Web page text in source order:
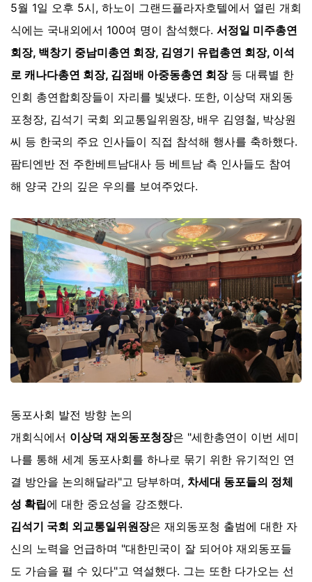
5월 1일 오후 5시, 하노이 그랜드플라자호텔에서 열린 개회
식에는 국내외에서 100여 명이 참석했다. 서정일 미주총연
회장, 백창기 중남미총연 회장, 김영기 유럽총연 회장, 이석
로 캐나다총연 회장, 김점배 아중동총연 회장등 대륙별 한
인회 총연합회장들이 자리를 빛냈다. 또한, 이상덕 재외동
포청장, 김석기 국회 외교통일위원장, 배우 김영철, 박상원
씨 등 한국의 주요 인사들이 직접 참석해 행사를 축하했다.
팜티엔반 전 주한베트남대사 등 베트남 측 인사들도 참여
해 양국 간의 깊은 우의를 보여주었다.
동포사회 발전 방향 논의
개회식에서 이상덕 재외동포청장은 "세한총연이 이번 세미
나를 통해 세계 동포사회를 하나로 묶기 위한 유기적인 연
결 방안을 논의해달라"고 당부하며, 차세대 동포들의 정체
성 확립에 대한 중요성을 강조했다.
김석기 국회 외교통일위원장은 재외동포청 출범에 대한 자
신의 노력을 언급하며 "대한민국이 잘 되어야 재외동포들
도 가슴을 펼 수 있다"고 역설했다. 그는 또한 다가오는 선